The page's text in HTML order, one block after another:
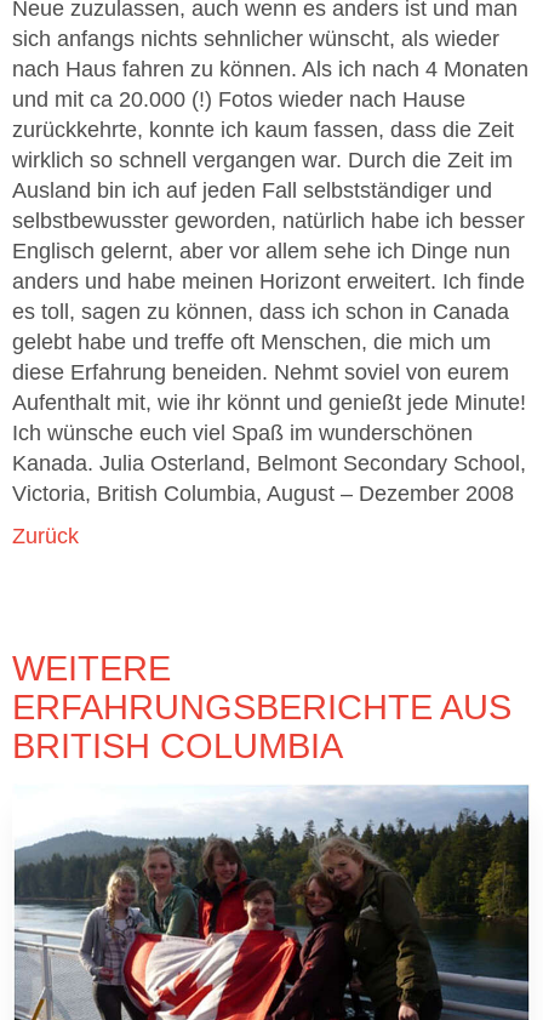
Neue zuzulassen, auch wenn es anders ist und man
sich anfangs nichts sehnlicher wünscht, als wieder
nach Haus fahren zu können. Als ich nach 4 Monaten
und mit ca 20.000 (!) Fotos wieder nach Hause
zurückkehrte, konnte ich kaum fassen, dass die Zeit
wirklich so schnell vergangen war. Durch die Zeit im
Ausland bin ich auf jeden Fall selbstständiger und
selbstbewusster geworden, natürlich habe ich besser
Englisch gelernt, aber vor allem sehe ich Dinge nun
anders und habe meinen Horizont erweitert. Ich finde
es toll, sagen zu können, dass ich schon in Canada
gelebt habe und treffe oft Menschen, die mich um
diese Erfahrung beneiden. Nehmt soviel von eurem
Aufenthalt mit, wie ihr könnt und genießt jede Minute!
Ich wünsche euch viel Spaß im wunderschönen
Kanada. Julia Osterland, Belmont Secondary School,
Victoria, British Columbia, August – Dezember 2008
Zurück
WEITERE
ERFAHRUNGSBERICHTE AUS
BRITISH COLUMBIA